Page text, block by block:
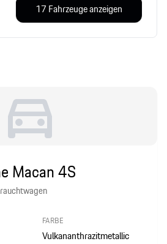
17 Fahrzeuge anzeigen
Macan 4S
FARBE
Vulkananthrazitmetallic